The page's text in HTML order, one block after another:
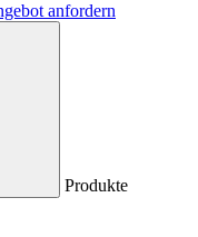
anfordern
Produkte